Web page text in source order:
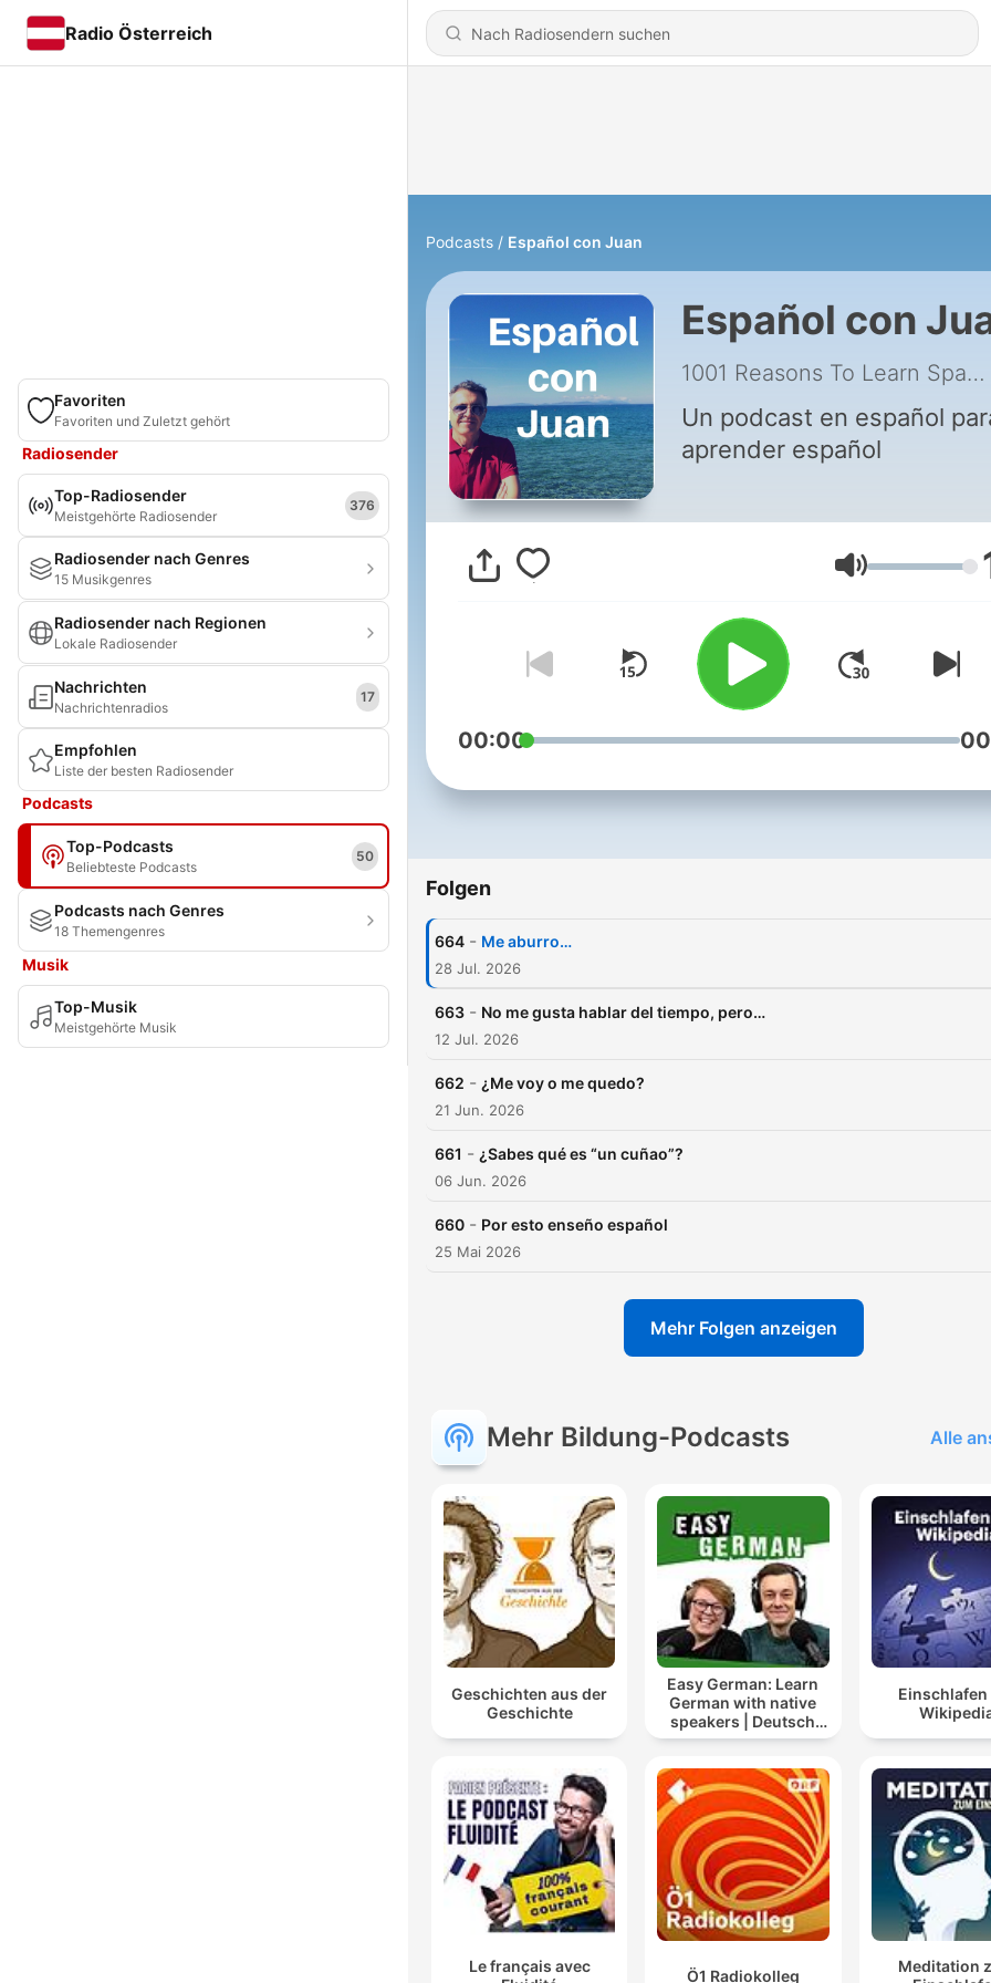
Radio Österreich
Favoriten
Favoriten und Zuletzt gehört
Radiosender
Top-Radiosender
Meistgehörte Radiosender
376
Radiosender nach Genres
15 Musikgenres
Radiosender nach Regionen
Lokale Radiosender
Nachrichten
Nachrichtenradios
17
Empfohlen
Liste der besten Radiosender
Podcasts
Top-Podcasts
Beliebteste Podcasts
50
Podcasts nach Genres
18 Themengenres
Musik
Top-Musik
Meistgehörte Musik
Podcasts Español con Juan
Español con
1001 Reasons To Learn Spanish
Un podcast en español
aprender español
Lautstärke
00:00
Folgen
664 - Me aburro…
28 Jul. 2026
663 - No me gusta hablar del tiempo, pero…
12 Jul. 2026
662 - ¿Me voy o me quedo?
21 Jun. 2026
661 - ¿Sabes qué es “un cuñao”?
06 Jun. 2026
660 - Por esto enseño español
25 Mai 2026
Mehr Folgen anzeigen
Mehr Bildung-Podcasts Alle
Geschichten aus der
Geschichte
Easy German: Learn
German with native
speakers | Deutsch
lernen mit
Le français avec
Ö1 Radiokolleg
Meditation